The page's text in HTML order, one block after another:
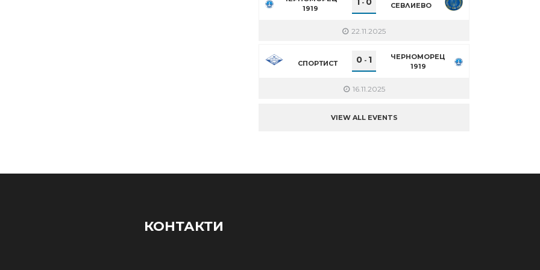
1919
- СЕВЛИЕВО
22.11.2025
СПОРТИСТ 0 - 1
ЧЕРНОМОРЕЦ
1919
16.11.2025
VIEW ALL EVENTS
КОНТАКТИ